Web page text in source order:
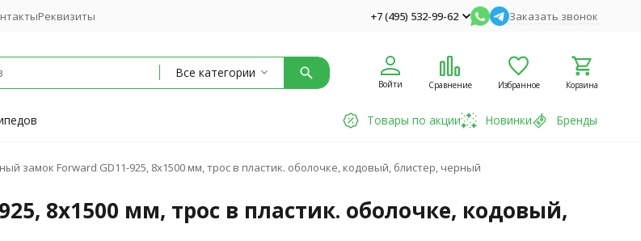
Реквизиты +7 (495) 532-99-62 Заказать звонок
Все категории
Войти Сравнение Избранное Корзина
Товары по акции Новинки Бренды
замок Forward GD11-925, 8х1500 мм, трос в пластик. оболочке, кодовый, блистер, черный
8х1500 мм, трос в пластик. оболочке, кодовый,